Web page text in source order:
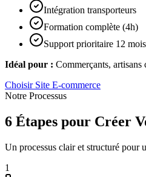
Intégration transporteurs
Formation complète (4h)
Support prioritaire 12 mois
Idéal pour : Commerçants, artisans
Choisir Site E-commerce
Notre Processus
6 Étapes pour Créer
Un processus clair et structuré pour
1